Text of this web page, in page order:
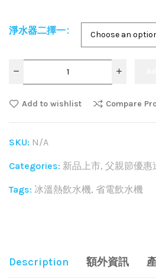
淨水器二擇一
Add to wishlist Compare
SKU: N/A
Categories: 新品上市, 父親節優惠
Tags: 冰溫熱飲水機, 省電飲水機
Description 額外資訊